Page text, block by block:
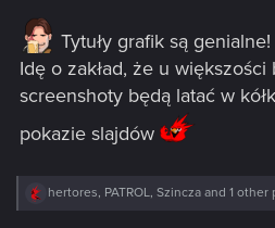
:
Tytuły grafik są
Idę o zakład, że u
screenshoty będą latać w
pokazie slajdów
R
hertores, PATROL, Szincza and 1 other